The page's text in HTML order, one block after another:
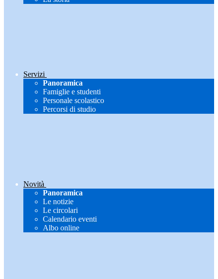
Servizi
Panoramica
Famiglie e studenti
Personale scolastico
Percorsi di studio
Novità
Panoramica
Le notizie
Le circolari
Calendario eventi
Albo online